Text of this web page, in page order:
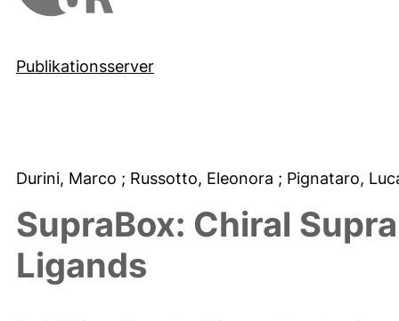
Publikationsserver
Durini, Marco ; Russotto, Eleonora ; Pignataro,
SupraBox: Chiral
Ligands